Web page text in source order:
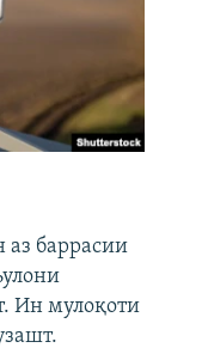
аз баррасии
Ин мулоқоти